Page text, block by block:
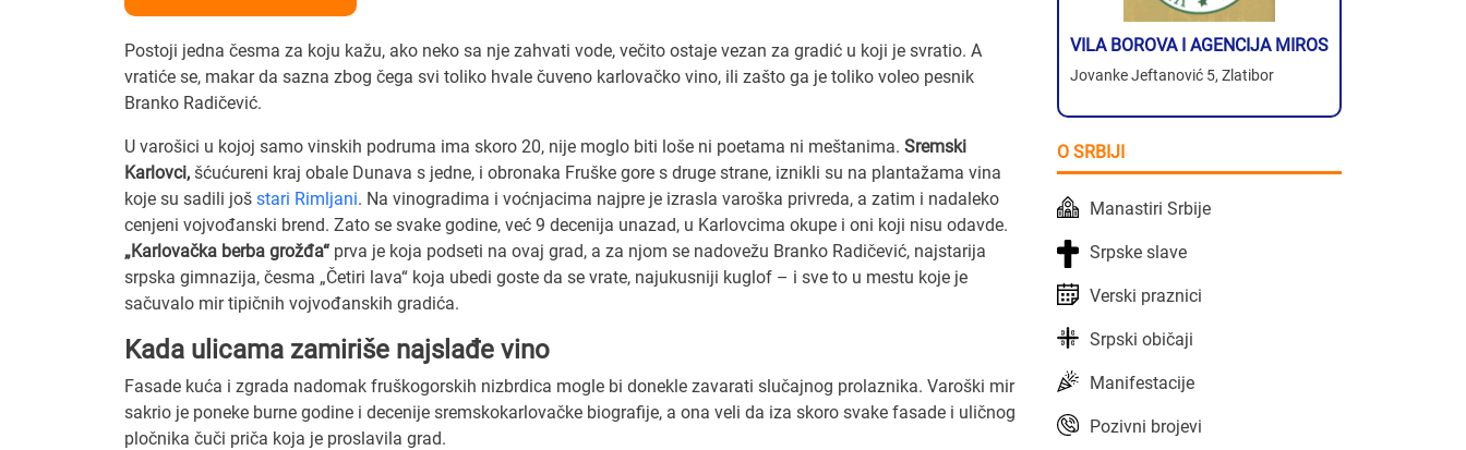
Postoji jedna česma za koju kažu, ako neko sa nje zahvati vode, večito ostaje vezan za gradić u koji je svratio. A
vratiće se, makar da sazna zbog čega svi toliko hvale čuveno karlovačko vino, ili zašto ga je toliko voleo pesnik
Branko Radičević.
U varošici u kojoj samo vinskih podruma ima skoro 20, nije moglo biti loše ni poetama ni meštanima. Sremski
Karlovci, šćućureni kraj obale Dunava s jedne, i obronaka Fruške gore s druge strane, iznikli su na plantažama vina
koje su sadili još stari Rimljani. Na vinogradima i voćnjacima najpre je izrasla varoška privreda, a zatim i nadaleko
cenjeni vojvođanski brend. Zato se svake godine, već 9 decenija unazad, u Karlovcima okupe i oni koji nisu odavde.
„Karlovačka berba grožđa“ prva je koja podseti na ovaj grad, a za njom se nadovežu Branko Radičević, najstarija
srpska gimnazija, česma „Četiri lava“ koja ubedi goste da se vrate, najukusniji kuglof – i sve to u mestu koje je
sačuvalo mir tipičnih vojvođanskih gradića.
Kada ulicama zamiriše najslađe vino
Fasade kuća i zgrada nadomak fruškogorskih nizbrdica mogle bi donekle zavarati slučajnog prolaznika. Varoški mir
sakrio je poneke burne godine i decenije sremskokarlovačke biografije, a ona veli da iza skoro svake fasade i uličnog
pločnika čuči priča koja je proslavila grad.
VILA BOROVA I AGENCIJA MIROS
Jovanke Jeftanović 5, Zlatibor
O SRBIJI
Manastiri Srbije
Srpske slave
Verski praznici
Srpski običaji
Manifestacije
Pozivni brojevi